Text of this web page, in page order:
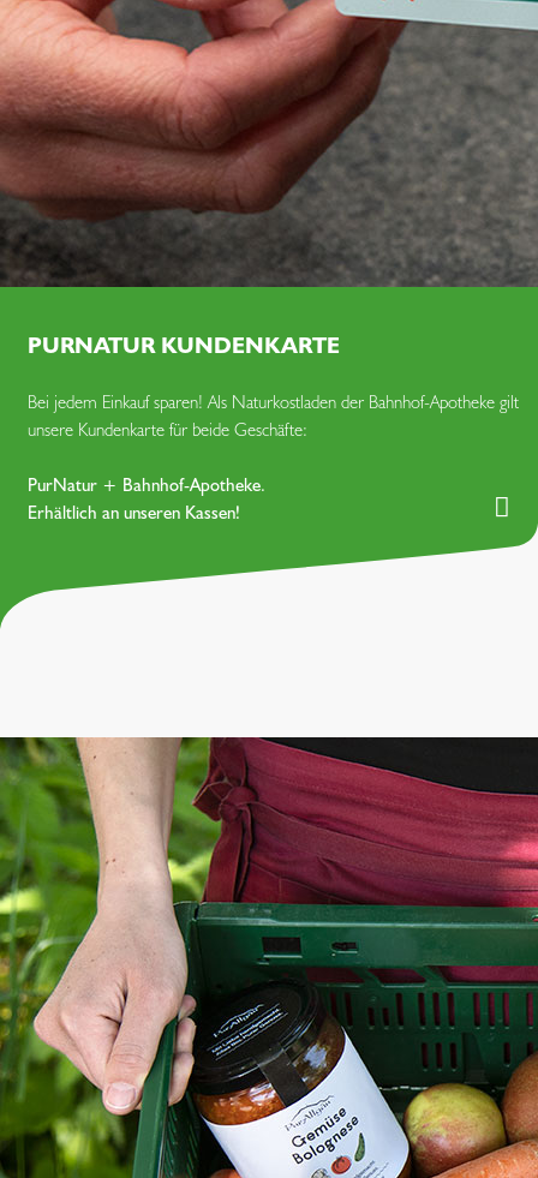
PURNATUR KUNDENKARTE
Bei jedem Einkauf sparen! Als Naturkost­laden der Bahnhof-Apotheke gilt
unsere Kunden­karte für beide Geschäfte:
PurNatur + Bahnhof-Apotheke.
Erhältlich an unseren Kassen!